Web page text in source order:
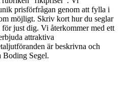
prisförfrågan genom att fylla i
möjligt. Skriv kort hur du seglar
just dig. Vi återkommer med ett
attraktiva
är beskrivna och
Boding Segel.